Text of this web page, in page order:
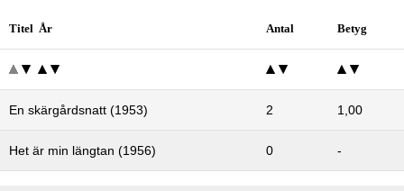
Titel År Antal Betyg
En skärgårdsnatt (1953) 2 1,00
Het är min längtan (1956) 0 -